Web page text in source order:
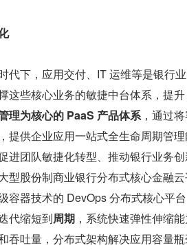
代下，应用交付、IT 运维等是银行
这些核心业务的敏捷中台体系，提升
理为核心的 PaaS 产品体系，通过
提供企业应用一站式全生命周期管
进团队敏捷化转型、推动银行业务创
型股份制商业银行分布式核心金融
容器技术的 DevOps 分布式核心平
代缩短到周期 ，系统快速弹性伸缩
吞吐量，分布式架构解决应用容量